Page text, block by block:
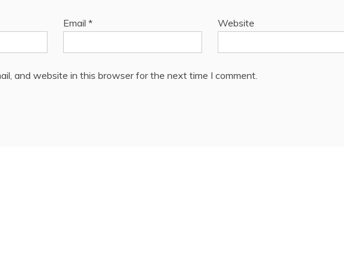
Email* Website
and website in this browser for the next time I comment.